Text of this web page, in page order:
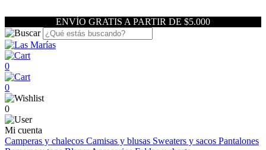
ENVÍO GRATIS A PARTIR DE $5.000
0
0
0
Mi cuenta
Camperas y chalecos Camisas y blusas Sweaters y sacos Pantalones